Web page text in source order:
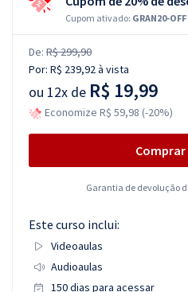
Cupom ativado: GRAN20-OFF
De: R$ 299,90
Por: R$ 239,92à vista
ou 12x de R$ 19,99
Economize R$ 59,98 (-20%)
Garantia de devolução
Este curso inclui:
Videoaulas
Audioaulas
150 dias para acessar